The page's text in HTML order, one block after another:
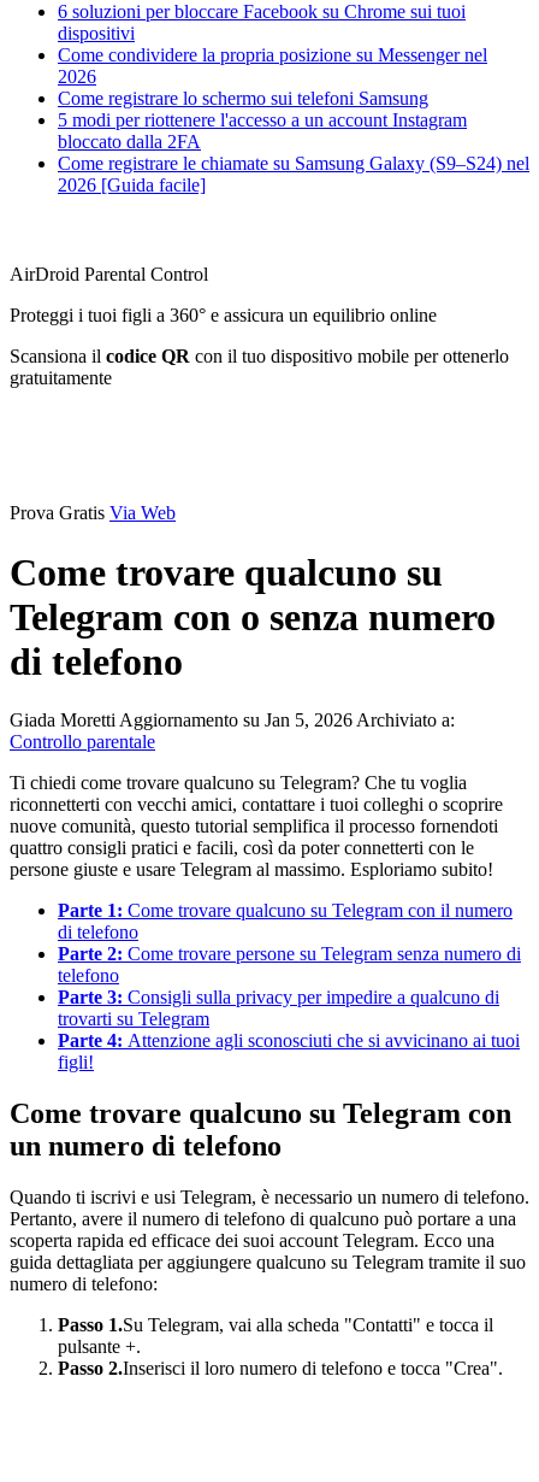
6 soluzioni per bloccare Facebook su Chrome sui tuoi
dispositivi
Come condividere la propria posizione su Messenger nel
2026
Come registrare lo schermo sui telefoni Samsung
5 modi per riottenere l'accesso a un account Instagram
bloccato dalla 2FA
Come registrare le chiamate su Samsung Galaxy (S9–S24) nel
2026 [Guida facile]
AirDroid Parental Control
Proteggi i tuoi figli a 360° e assicura un equilibrio online
Scansiona il codice QR con il tuo dispositivo mobile per ottenerlo
gratuitamente
Prova Gratis Via Web
Come trovare qualcuno su
Telegram con o senza numero
di telefono
Giada Moretti Aggiornamento su Jan 5, 2026 Archiviato a:
Controllo parentale
Ti chiedi come trovare qualcuno su Telegram? Che tu voglia
riconnetterti con vecchi amici, contattare i tuoi colleghi o scoprire
nuove comunità, questo tutorial semplifica il processo fornendoti
quattro consigli pratici e facili, così da poter connetterti con le
persone giuste e usare Telegram al massimo. Esploriamo subito!
Parte 1: Come trovare qualcuno su Telegram con il numero
di telefono
Parte 2: Come trovare persone su Telegram senza numero di
telefono
Parte 3: Consigli sulla privacy per impedire a qualcuno di
trovarti su Telegram
Parte 4: Attenzione agli sconosciuti che si avvicinano ai tuoi
figli!
Come trovare qualcuno su Telegram con
un numero di telefono
Quando ti iscrivi e usi Telegram, è necessario un numero di telefono.
Pertanto, avere il numero di telefono di qualcuno può portare a una
scoperta rapida ed efficace dei suoi account Telegram. Ecco una
guida dettagliata per aggiungere qualcuno su Telegram tramite il suo
numero di telefono:
Passo 1.Su Telegram, vai alla scheda "Contatti" e tocca il
pulsante +.
Passo 2.Inserisci il loro numero di telefono e tocca "Crea".